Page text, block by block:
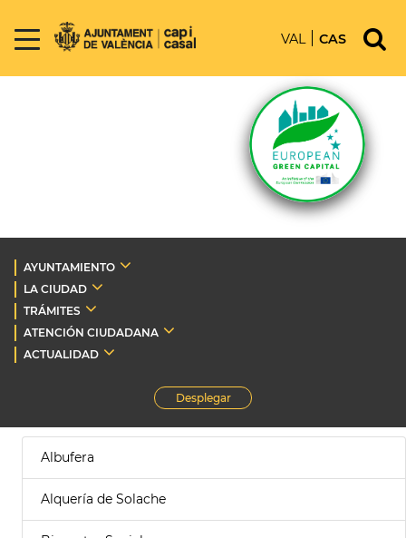
VAL CAS
AYUNTAMIENTO
LA CIUDAD
TRÁMITES
ATENCIÓN CIUDADANA
ACTUALIDAD
Desplegar
Albufera
Alquería de Solache